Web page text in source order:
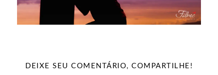
DEIXE SEU COMENTÁRIO, COMPARTILHE!